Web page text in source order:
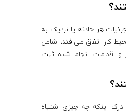
هر حادثه یا نزدیک به
کار اتفاق می‌افتد، شامل
و اقدامات انجام شده ثبت
درک اینکه چه چیزی اشتباه